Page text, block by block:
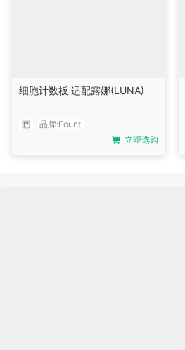
细胞计数板 适配露娜(LUNA)
品牌:Fount
立即选购